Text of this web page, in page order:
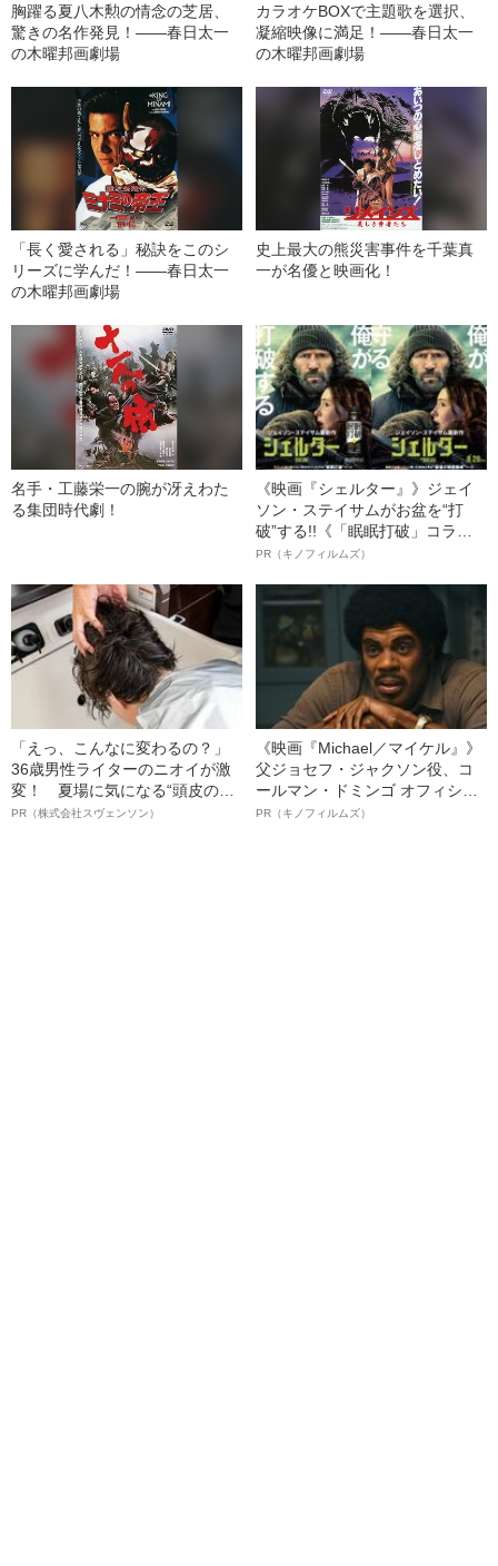
胸躍る夏八木勲の情念の芝居、
驚きの名作発見！――春日太一
の木曜邦画劇場
カラオケBOXで主題歌を選択、
凝縮映像に満足！――春日太一
の木曜邦画劇場
「長く愛される」秘訣をこのシ
リーズに学んだ！――春日太一
の木曜邦画劇場
史上最大の熊災害事件を千葉真
一が名優と映画化！
名手・工藤栄一の腕が冴えわた
る集団時代劇！
《映画『シェルター』》ジェイ
ソン・ステイサムがお盆を“打
破”する!!《「眠眠打破」コラ
ボ》
PR（キノフィルムズ）
「えっ、こんなに変わるの？」
36歳男性ライターのニオイが激
変！ 夏場に気になる“頭皮のニ
オイ”や“ベタつき”を解消す
PR（株式会社スヴェンソン）
《映画『Michael／マイケル』》
父ジョセフ・ジャクソン役、コ
ールマン・ドミンゴ オフィシャ
ルインタビュー“観客を魅了した
PR（キノフィルムズ）